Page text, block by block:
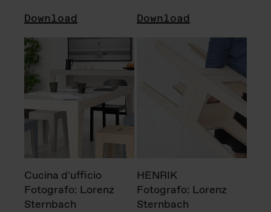
Download Download
Cucina d'ufficio
Fotografo: Lorenz
Sternbach
HENRIK
Fotografo: Lorenz
Sternbach